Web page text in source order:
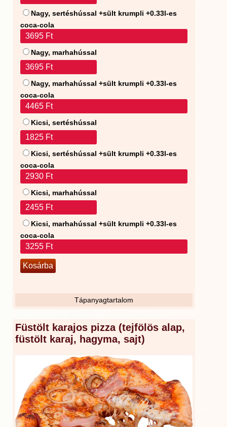
Nagy, sertéshússal +sült krumpli +0.33l-es
coca-cola
3695 Ft
Nagy, marhahússal
3695 Ft
Nagy, marhahússal +sült krumpli +0.33l-es
coca-cola
4465 Ft
Kicsi, sertéshússal
1825 Ft
Kicsi, sertéshússal +sült krumpli +0.33l-es
coca-cola
2930 Ft
Kicsi, marhahússal
2455 Ft
Kicsi, marhahússal +sült krumpli +0.33l-es
coca-cola
3255 Ft
Tápanyagtartalom
Füstölt karajos pizza (tejfölös alap,
füstölt karaj, hagyma, sajt)